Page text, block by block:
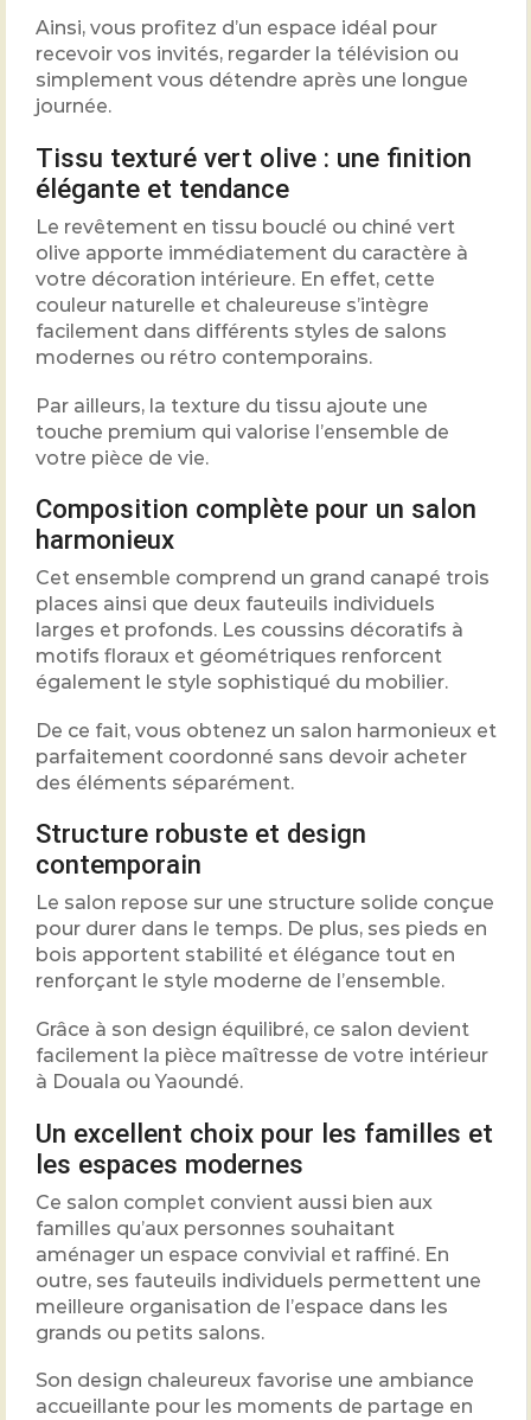
Ainsi, vous profitez d’un espace idéal pour
recevoir vos invités, regarder la télévision ou
simplement vous détendre après une longue
journée.
Tissu texturé vert olive : une finition
élégante et tendance
Le revêtement en tissu bouclé ou chiné vert
olive apporte immédiatement du caractère à
votre décoration intérieure. En effet, cette
couleur naturelle et chaleureuse s’intègre
facilement dans différents styles de salons
modernes ou rétro contemporains.
Par ailleurs, la texture du tissu ajoute une
touche premium qui valorise l’ensemble de
votre pièce de vie.
Composition complète pour un salon
harmonieux
Cet ensemble comprend un grand canapé trois
places ainsi que deux fauteuils individuels
larges et profonds. Les coussins décoratifs à
motifs floraux et géométriques renforcent
également le style sophistiqué du mobilier.
De ce fait, vous obtenez un salon harmonieux et
parfaitement coordonné sans devoir acheter
des éléments séparément.
Structure robuste et design
contemporain
Le salon repose sur une structure solide conçue
pour durer dans le temps. De plus, ses pieds en
bois apportent stabilité et élégance tout en
renforçant le style moderne de l’ensemble.
Grâce à son design équilibré, ce salon devient
facilement la pièce maîtresse de votre intérieur
à Douala ou Yaoundé.
Un excellent choix pour les familles et
les espaces modernes
Ce salon complet convient aussi bien aux
familles qu’aux personnes souhaitant
aménager un espace convivial et raffiné. En
outre, ses fauteuils individuels permettent une
meilleure organisation de l’espace dans les
grands ou petits salons.
Son design chaleureux favorise une ambiance
accueillante pour les moments de partage en